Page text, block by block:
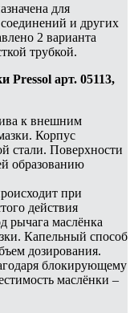
для
и других
2 варианта
трубкой.
Pressol арт. 05113,
к внешним
Корпус
стали. Поверхности
образованию
при
действия
рычага маслёнка
Капельный способ
дозирования.
блокирующему
маслёнки –